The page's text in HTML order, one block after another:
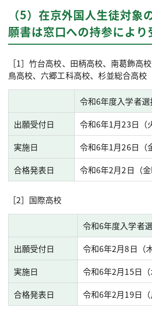
（5）在京外国人生徒対
願書は窓口への持参により
［1］竹台高校、田柄高校、南葛飾高
鳥高校、六郷工科高校、杉並総合高校
令和6年度入学者選
出願受付日
令和6年1月23日（
実施日
令和6年1月26日（
合格発表日
令和6年2月2日（金
［2］国際高校
令和6年度入学者
出願受付日
令和6年2月8日（
実施日
令和6年2月15日（
合格発表日
令和6年2月19日（